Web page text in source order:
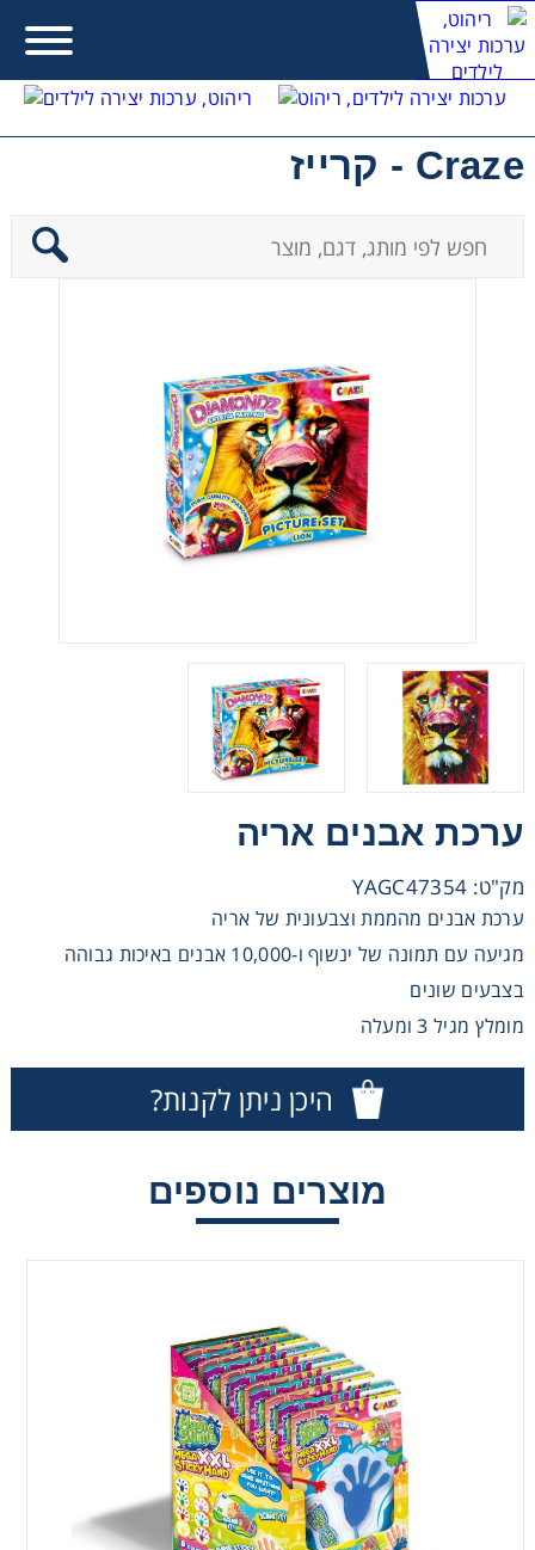
Craze - קרייז
ערכת אבנים אריה
מק"ט: YAGC47354
ערכת אבנים מהממת וצבעונית של אריה
מגיעה עם תמונה של ינשוף ו-10,000 אבנים באיכות גבוהה
בצבעים שונים
מומלץ מגיל 3 ומעלה
היכן ניתן לקנות?
מוצרים נוספים
משחקים לבנים
משחקים להתפתחות תינוקות
ריהוט לילדים